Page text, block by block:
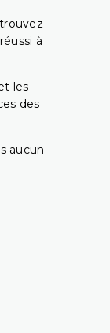
à
les
des
aucun